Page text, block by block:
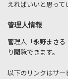
えればいいと思って
管理人情報
管理人「永野まさ
り閲覧できます。
以下のリンクはサ